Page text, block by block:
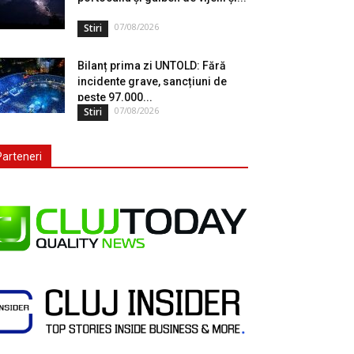
Stiri 07/08/2026
Bilanț prima zi UNTOLD: Fără
incidente grave, sancțiuni de
peste 97.000...
Stiri 07/08/2026